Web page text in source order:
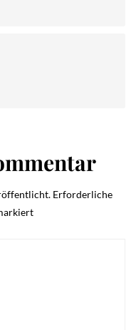
Erforderliche